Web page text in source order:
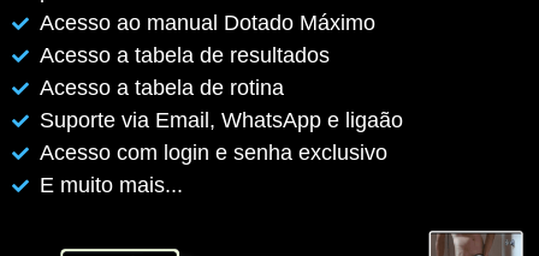
Acesso ao manual Dotado Máximo
Acesso a tabela de resultados
Acesso a tabela de rotina
Suporte via Email, WhatsApp e ligaão
Acesso com login e senha exclusivo
E muito mais...